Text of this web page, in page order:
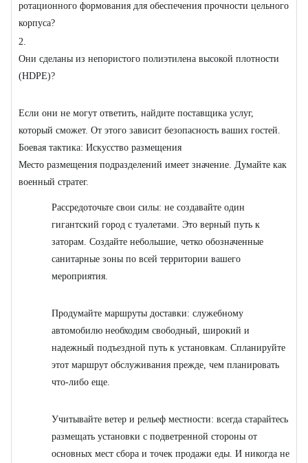
ротационного формования для обеспечения прочности цельного
корпуса?
2.
Они сделаны из непористого полиэтилена высокой плотности
(HDPE)?
Если они не могут ответить, найдите поставщика услуг,
который сможет. От этого зависит безопасность ваших гостей.
Боевая тактика: Искусство размещения
Место размещения подразделений имеет значение. Думайте как
военный стратег.
Рассредоточьте свои силы: не создавайте один
гигантский город с туалетами. Это верный путь к
заторам. Создайте небольшие, четко обозначенные
санитарные зоны по всей территории вашего
мероприятия.
Продумайте маршруты доставки: служебному
автомобилю необходим свободный, широкий и
надежный подъездной путь к установкам. Спланируйте
этот маршрут обслуживания прежде, чем планировать
что-либо еще.
Учитывайте ветер и рельеф местности: всегда старайтесь
размещать установки с подветренной стороны от
основных мест сбора и точек продажи еды. И никогда не